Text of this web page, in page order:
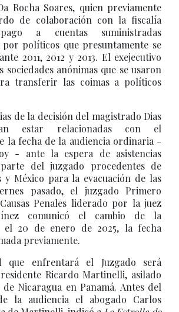
Rocha Soares, quien previamente
de colaboración con la fiscalía
a cuentas suministradas
por políticos que presuntamente se
2011, 2012 y 2013. El exejecutivo
sociedades anónimas que se usaron
transferir las coimas a políticos
de la decisión del magistrado Dias
estar relacionadas con el
la fecha de la audiencia ordinaria -
- ante la espera de asistencias
del juzgado procedentes de
y México para la evacuación de las
pasado, el juzgado Primero
Penales liderado por la juez
comunicó el cambio de la
el 20 de enero de 2025, la fecha
previamente.
que enfrentará el Juzgado será
Ricardo Martinelli, asilado
Nicaragua en Panamá. Antes del
la audiencia el abogado Carlos